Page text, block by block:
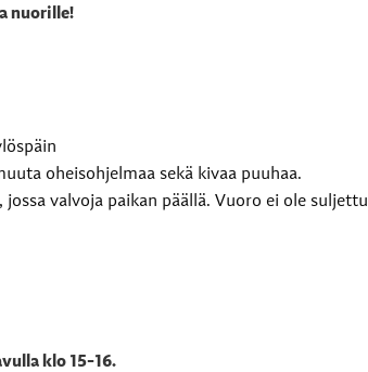
nuorille!
oheisohjelmaa sekä kivaa puuhaa.
valvoja paikan päällä. Vuoro ei ole suljettu
klo 15-16.